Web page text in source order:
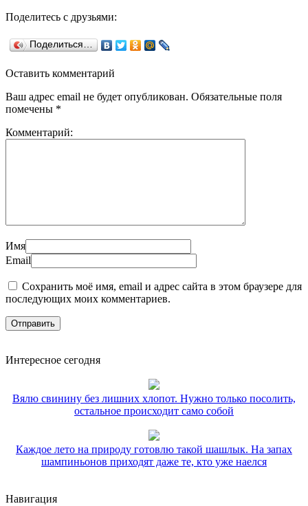
Поделитесь с друзьями:
Поделиться…
Оставить комментарий
Ваш адрес email не будет опубликован. Обязательные поля
помечены *
Комментарий:
Имя
Email
Сохранить моё имя, email и адрес сайта в этом браузере для
последующих моих комментариев.
Интересное сегодня
Вялю свинину без лишних хлопот. Нужно только посолить,
остальное происходит само собой
Каждое лето на природу готовлю такой шашлык. На запах
шампиньонов приходят даже те, кто уже наелся
Навигация